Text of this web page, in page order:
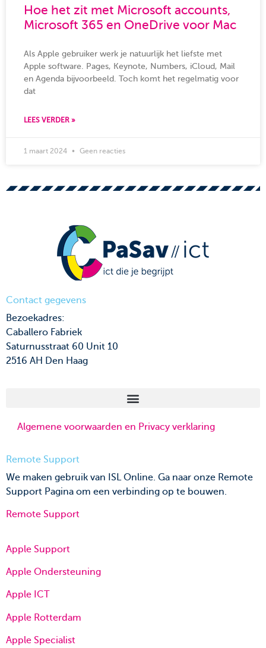
Hoe het zit met Microsoft accounts,
Microsoft 365 en OneDrive voor Mac
Als Apple gebruiker werk je natuurlijk het liefste met
Apple software. Pages, Keynote, Numbers, iCloud, Mail
en Agenda bijvoorbeeld. Toch komt het regelmatig voor
dat
LEES VERDER »
1 maart 2024 Geen reacties
Contact gegevens
Bezoekadres:
Caballero Fabriek
Saturnusstraat 60 Unit 10
2516 AH Den Haag
Algemene voorwaarden en Privacy verklaring
Remote Support
We maken gebruik van ISL Online. Ga naar onze Remote
Support Pagina om een verbinding op te bouwen.
Remote Support
Apple Support
Apple Ondersteuning
Apple ICT
Apple Rotterdam
Apple Specialist